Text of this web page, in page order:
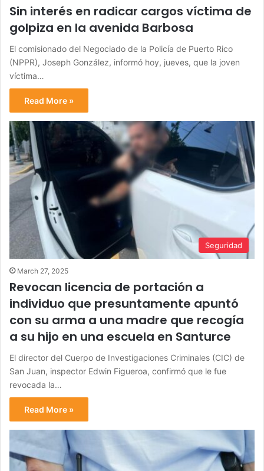
Sin interés en radicar cargos víctima de
golpiza en la avenida Barbosa
El comisionado del Negociado de la Policía de Puerto Rico
(NPPR), Joseph González, informó hoy, jueves, que la joven
víctima…
Read More »
Seguridad
March 27, 2025
Revocan licencia de portación a
individuo que presuntamente apuntó
con su arma a una madre que recogía
a su hijo en una escuela en Santurce
El director del Cuerpo de Investigaciones Criminales (CIC) de
San Juan, inspector Edwin Figueroa, confirmó que le fue
revocada la…
Read More »